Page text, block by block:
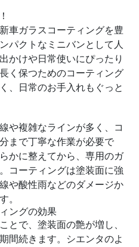
車ガラスコーティングを豊
パクトなミニバンとして人
かけや日常使いにぴったり
く保つためのコーティング
、日常のお手入れもぐっと
や複雑なラインが多く、コ
まで丁寧な作業が必要で
かに整えてから、専用のガ
コーティングは塗装面に強
や酸性雨などのダメージか
。
ングの効果
とで、塗装面の艶が増し、
間続きます。シエンタのよ